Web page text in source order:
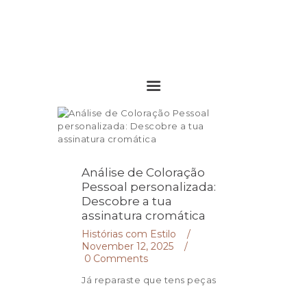
Home
Análise de Coloração
Pessoal personalizada:
Descobre a tua
assinatura cromática
Histórias com Estilo
November 12, 2025
0 Comments
Já reparaste que tens peças